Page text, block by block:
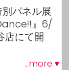
パネル展
』6/
店にて開
...more ▾